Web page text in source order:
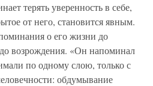
терять уверенность в себе,
от него, становится явным.
о его жизни до
возрождения. «Он напоминал
по одному слою, только с
обдумывание